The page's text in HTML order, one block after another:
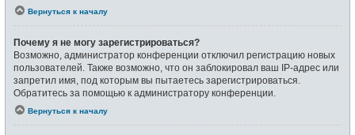
Вернуться к началу
Почему я не могу зарегистрироваться?
Возможно, администратор конференции отключил регистрацию новых
пользователей. Также возможно, что он заблокировал ваш IP-адрес или
запретил имя, под которым вы пытаетесь зарегистрироваться.
Обратитесь за помощью к администратору конференции.
Вернуться к началу